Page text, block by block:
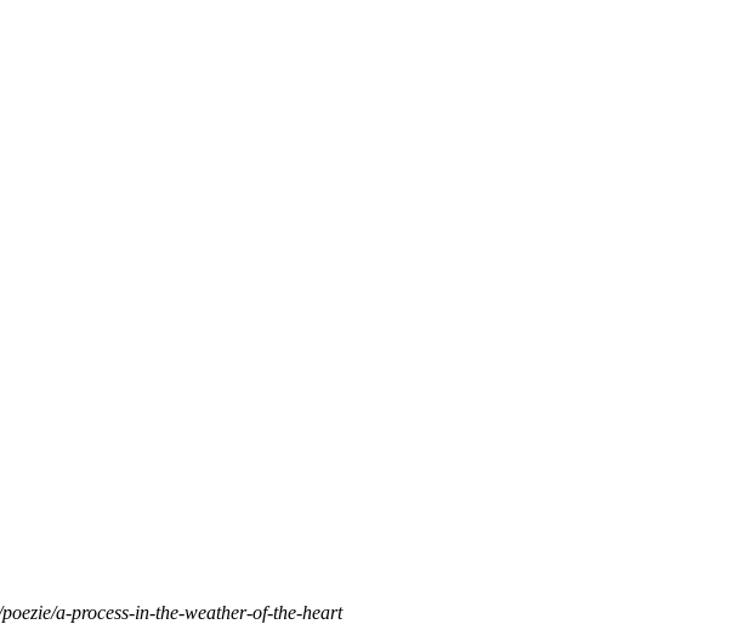
a-process-in-the-weather-of-the-heart